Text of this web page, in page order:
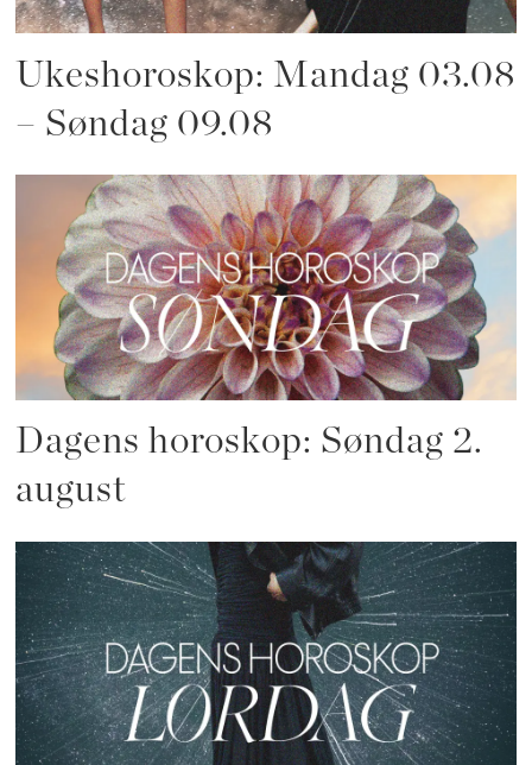
Ukeshoroskop: Mandag 03.08
– Søndag 09.08
Dagens horoskop: Søndag 2.
august